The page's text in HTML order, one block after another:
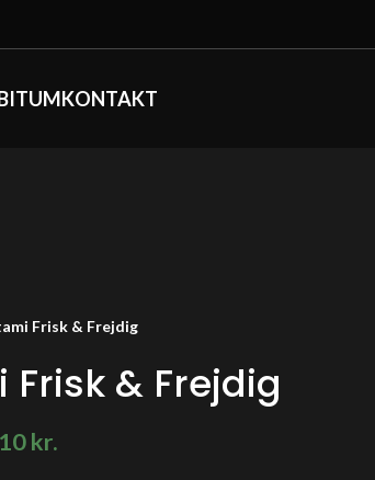
KONTAKT
Frisk & Frejdig
Frisk & Frejdig
kr.